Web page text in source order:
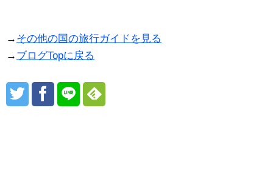
→ その他の国の旅行ガイドを見る
→ ブログTopに戻る